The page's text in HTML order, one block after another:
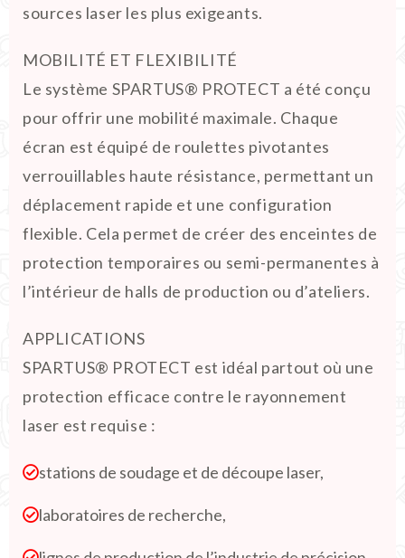
sources laser les plus exigeants.
MOBILITÉ ET FLEXIBILITÉ
Le système SPARTUS® PROTECT a été conçu
pour offrir une mobilité maximale. Chaque
écran est équipé de roulettes pivotantes
verrouillables haute résistance, permettant un
déplacement rapide et une configuration
flexible. Cela permet de créer des enceintes de
protection temporaires ou semi-permanentes à
l’intérieur de halls de production ou d’ateliers.
APPLICATIONS
SPARTUS® PROTECT est idéal partout où une
protection efficace contre le rayonnement
laser est requise :
stations de soudage et de découpe laser,
laboratoires de recherche,